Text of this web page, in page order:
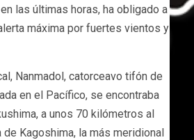
las últimas horas, ha obligado a
máxima por fuertes vientos y
Nanmadol, catorceavo tifón de
en el Pacífico, se encontraba
a unos 70 kilómetros al
Kagoshima, la más meridional